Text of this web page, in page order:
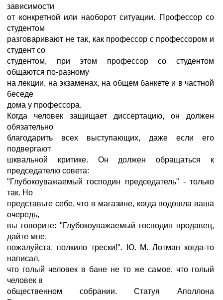
зависимости
от конкретной или наоборот ситуации. Профессор со
студентом
разговаривают не так, как профессор с профессором и
студент со
студентом, при этом профессор со студентом
общаются по-разному
на лекции, на экзаменах, на общем банкете и в частной
беседе
дома у профессора.
Когда человек защищает диссертацию, он должен
обязательно
благодарить всех выступающих, даже если его
подвергают
шквальной критике. Он должен обращаться к
председателю совета:
"Глубокоуважаемый господин председатель" - только
так. Но
представьте себе, что в магазине, когда подошла ваша
очередь,
вы говорите: "Глубокоуважаемый господин продавец,
дайте мне,
пожалуйста, полкило трески!". Ю. М. Лотман когда-то
написал,
что голый человек в бане не то же самое, что голый
человек в
общественном собрании. Статуя Аполлона